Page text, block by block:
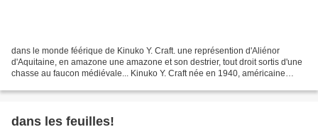
dans le monde féérique de Kinuko Y. Craft. une représention d'Aliénor
d'Aquitaine, en amazone une amazone et son destrier, tout droit sortis d'une
chasse au faucon médiévale... Kinuko Y. Craft née en 1940, américaine
dans les feuilles!